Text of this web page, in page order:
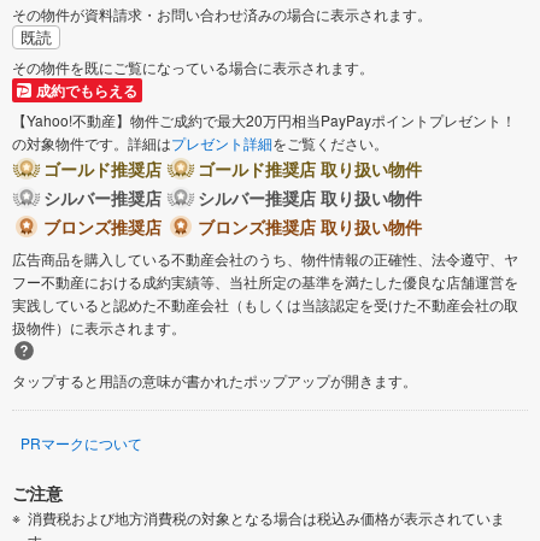
その物件が資料請求・お問い合わせ済みの場合に表示されます。
既読
その物件を既にご覧になっている場合に表示されます。
成約でもらえる
【Yahoo!不動産】物件ご成約で最大20万円相当PayPayポイントプレゼント！
の対象物件です。詳細はプレゼント詳細をご覧ください。
ゴールド推奨店
ゴールド推奨店 取り扱い物件
シルバー推奨店
シルバー推奨店 取り扱い物件
ブロンズ推奨店
ブロンズ推奨店 取り扱い物件
広告商品を購入している不動産会社のうち、物件情報の正確性、法令遵守、ヤ
フー不動産における成約実績等、当社所定の基準を満たした優良な店舗運営を
実践していると認めた不動産会社（もしくは当該認定を受けた不動産会社の取
扱物件）に表示されます。
タップすると用語の意味が書かれたポップアップが開きます。
PRマークについて
ご注意
消費税および地方消費税の対象となる場合は税込み価格が表示されていま